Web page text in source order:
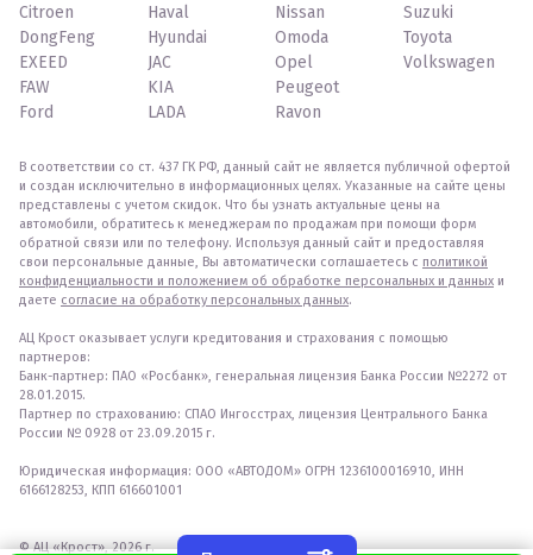
Citroen
DongFeng
EXEED
FAW
Ford
Haval
Hyundai
JAC
KIA
LADA
Nissan
Omoda
Opel
Peugeot
Ravon
Suzuki
Toyota
Volkswagen
В соответствии со ст. 437 ГК РФ, данный сайт не является публичной офертой
и создан исключительно в информационных целях. Указанные на сайте цены
представлены с учетом скидок. Что бы узнать актуальные цены на
автомобили, обратитесь к менеджерам по продажам при помощи форм
обратной связи или по телефону. Используя данный сайт и предоставляя
свои персональные данные, Вы автоматически соглашаетесь с политикой
конфиденциальности и положением об обработке персональных и данных и
даете согласие на обработку персональных данных.
АЦ Крост оказывает услуги кредитования и страхования с помощью
партнеров:
Банк-партнер: ПАО «Росбанк», генеральная лицензия Банка России №2272 от
28.01.2015.
Партнер по страхованию: СПАО Ингосстрах, лицензия Центрального Банка
России № 0928 от 23.09.2015 г.
Юридическая информация: ООО «АВТОДОМ» ОГРН 1236100016910, ИНН
6166128253, КПП 616601001
© АЦ «Крост», 2026 г.